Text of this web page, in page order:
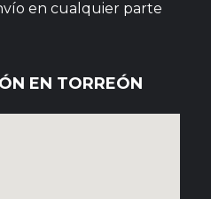
en cualquier parte
EN TORREÓN